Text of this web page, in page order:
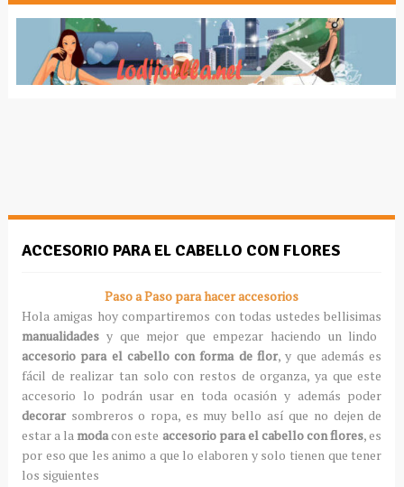
ACCESORIO PARA EL CABELLO CON FLORES
Paso a Paso para hacer accesorios
Hola amigas hoy compartiremos con todas ustedes bellisimas
manualidadesy que mejor que empezar haciendo un lindo
accesorio para el cabello con forma de flor, y que además es
fácil de realizar tan solo con restos de organza, ya que este
accesorio lo podrán usar en toda ocasión y además poder
decorarsombreros o ropa, es muy bello así que no dejen de
estar a la modacon este accesorio para el cabello con flores, es
por eso que les animo a que lo elaboren y solo tienen que tener
los siguientes